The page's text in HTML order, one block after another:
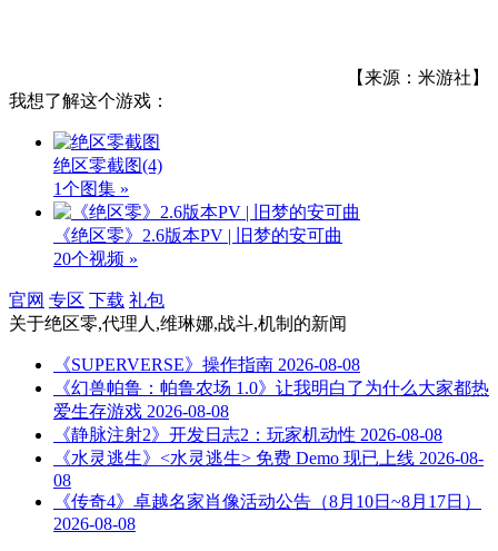
【来源：米游社】
我想了解这个游戏：
绝区零截图(4)
1个图集 »
《绝区零》2.6版本PV | 旧梦的安可曲
20个视频 »
官网 专区 下载 礼包
关于绝区零,代理人,维琳娜,战斗,机制 的新闻
《SUPERVERSE》操作指南 2026-08-08
《幻兽帕鲁：帕鲁农场 1.0》让我明白了为什么大家都热
爱生存游戏 2026-08-08
《静脉注射2》开发日志2：玩家机动性 2026-08-08
《水灵逃生》<水灵逃生> 免费 Demo 现已上线 2026-08-
08
《传奇4》卓越名家肖像活动公告（8月10日~8月17日）
2026-08-08